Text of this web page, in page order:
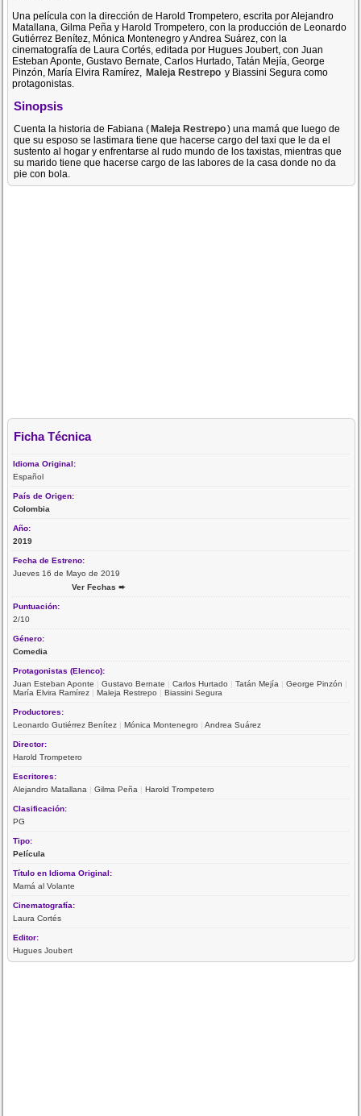
Una película con la dirección de Harold Trompetero, escrita por Alejandro
Matallana, Gilma Peña y Harold Trompetero, con la producción de Leonardo
Gutiérrez Benítez, Mónica Montenegro y Andrea Suárez, con la
cinematografía de Laura Cortés, editada por Hugues Joubert, con Juan
Esteban Aponte, Gustavo Bernate, Carlos Hurtado, Tatán Mejía, George
Pinzón, María Elvira Ramírez, Maleja Restrepo y Biassini Segura como
protagonistas.
Sinopsis
Cuenta la historia de Fabiana (Maleja Restrepo) una mamá que luego de
que su esposo se lastimara tiene que hacerse cargo del taxi que le da el
sustento al hogar y enfrentarse al rudo mundo de los taxistas, mientras que
su marido tiene que hacerse cargo de las labores de la casa donde no da
pie con bola.
Ficha Técnica
Idioma Original:
Español
País de Origen:
Colombia
Año:
2019
Fecha de Estreno:
Jueves 16 de Mayo de 2019
Ver Fechas ➨
Puntuación:
2/10
Género:
Comedia
Protagonistas (Elenco):
Juan Esteban Aponte |Gustavo Bernate |Carlos Hurtado |Tatán Mejía |George Pinzón |
María Elvira Ramírez |Maleja Restrepo |Biassini Segura
Productores:
Leonardo Gutiérrez Benítez |Mónica Montenegro |Andrea Suárez
Director:
Harold Trompetero
Escritores:
Alejandro Matallana |Gilma Peña |Harold Trompetero
Clasificación:
PG
Tipo:
Película
Título en Idioma Original:
Mamá al Volante
Cinematografía:
Laura Cortés
Editor:
Hugues Joubert